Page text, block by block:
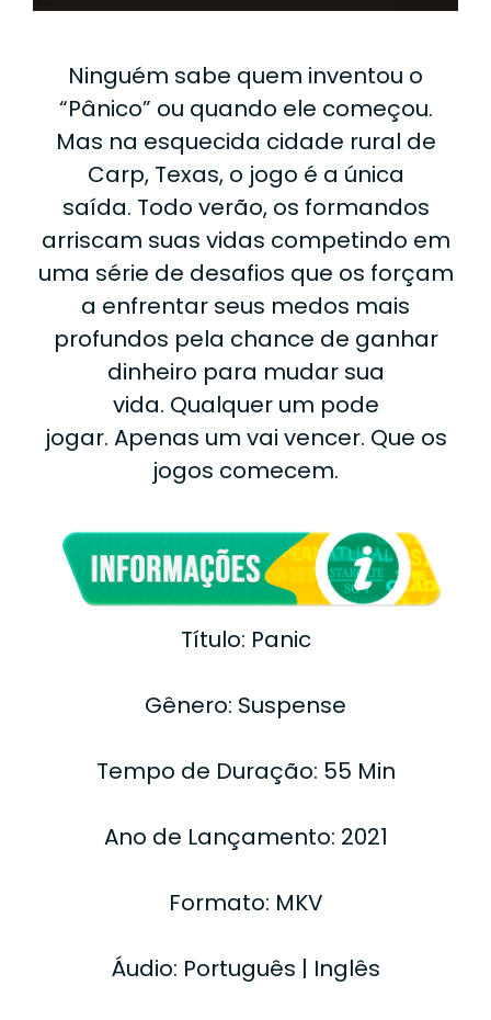
Ninguém sabe quem inventou o
“Pânico” ou quando ele começou.
Mas na esquecida cidade rural de
Carp, Texas, o jogo é a única
saída. Todo verão, os formandos
arriscam suas vidas competindo em
uma série de desafios que os forçam
a enfrentar seus medos mais
profundos pela chance de ganhar
dinheiro para mudar sua
vida. Qualquer um pode
jogar. Apenas um vai vencer. Que os
jogos comecem.
Título: Panic
Gênero: Suspense
Tempo de Duração: 55 Min
Ano de Lançamento: 2021
Formato: MKV
Áudio: Português | Inglês